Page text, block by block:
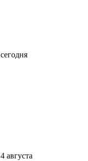
сегодня
4 августа